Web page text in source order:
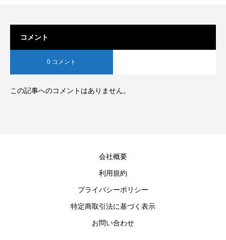
コメント
0 コメント
この記事へのコメントはありません。
会社概要
利用規約
プライバシーポリシー
特定商取引法に基づく表示
お問い合わせ